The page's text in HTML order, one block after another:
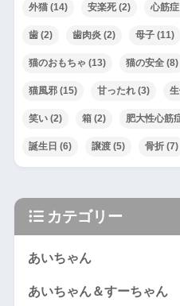
外猫(14) 安楽死(2) 心筋症
歯(2) 歯肉炎(2) 母子(11)
猫のおもちゃ (13) 猫の安全(8)
猫風邪(15) 甘ったれ(3)
笑い(2) 箱(2) 肥大性心筋
誕生日 (6) 譲渡(5) 骨折(7)
カテゴリー
あいちゃん
あいちゃん＆すーちゃん